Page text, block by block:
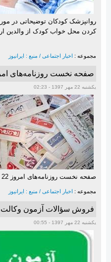
روانپزشک کودکان توضیحاتی در
کردن محل خواب کودک از والدین
مجموعه : اخبار اجتماعی / منبع : ایرانیوز
صفحه نخست روزنامه‌های امروز 22
یکشنبه 22 مهر 1397 - 02:23
صفحه نخست روزنامه‌های امروز 22 مهرماه را در زیر ببینید.
مجموعه : اخبار اجتماعی / منبع : ایرانیوز
فروش سؤالات آزمون وکالت ۹۷ فقط ۹۰۰ هزار تومان!
یکشنبه 22 مهر 1397 - 00:55